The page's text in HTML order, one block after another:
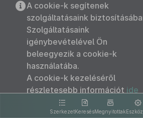
SzerkezetKeresésMegnyitottak
A cookie-k segítenek
szolgáltatásaink
Szolgáltatásaink
igénybevételével Ön
beleegyezik a cookie-k
használatába.
A cookie-k kezeléséről
részletesebb információt ide
kattintva olvashat.